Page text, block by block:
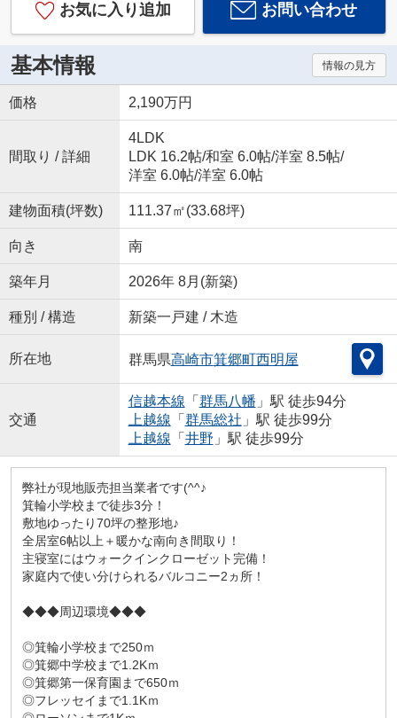
お気に入り追加 お問い合わせ
基本情報 情報の見方
価格 2,190万円
間取り / 詳細
4LDK
LDK 16.2帖/和室 6.0帖/洋室 8.5帖/
洋室 6.0帖/洋室 6.0帖
建物面積(坪数) 111.37㎡(33.68坪)
向き 南
築年月 2026年 8月(新築)
種別 / 構造 新築一戸建 / 木造
所在地 群馬県高崎市箕郷町西明屋
交通
信越本線 「 群馬八幡 」駅 徒歩94分
上越線 「 群馬総社 」駅 徒歩99分
上越線 「 井野 」駅 徒歩99分
弊社が現地販売担当業者です(^^♪
箕輪小学校まで徒歩3分！
敷地ゆったり70坪の整形地♪
全居室6帖以上＋暖かな南向き間取り！
主寝室にはウォークインクローゼット完備！
家庭内で使い分けられるバルコニー2ヵ所！
◆◆◆周辺環境◆◆◆
◎箕輪小学校まで250ｍ
◎箕郷中学校まで1.2Kｍ
◎箕郷第一保育園まで650ｍ
◎フレッセイまで1.1Kｍ